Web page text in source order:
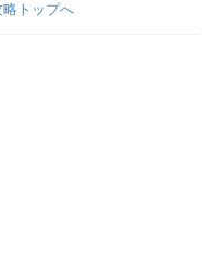
略トップへ